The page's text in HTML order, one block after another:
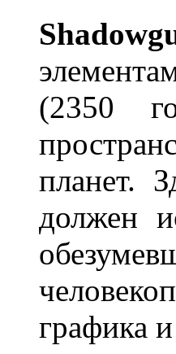
(2350
планет.
должен
графика